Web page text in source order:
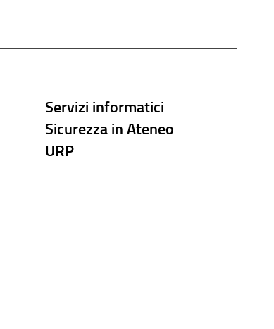
Servizi informatici
Sicurezza in Ateneo
URP